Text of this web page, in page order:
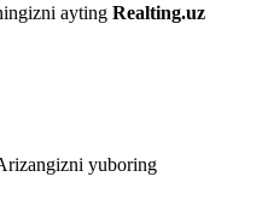
ayting Realting.uz
yuboring